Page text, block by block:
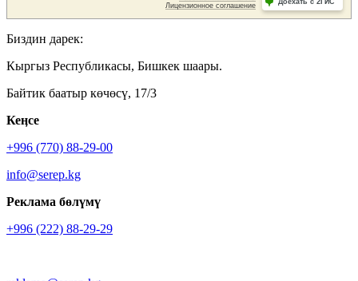
Биздин дарек:
Кыргыз Республикасы, Бишкек шаары.
Байтик баатыр көчөсү, 17/3
Кеӊсе
+996 (770) 88-29-00
info@serep.kg
Реклама бөлүмү
+996 (222) 88-29-29